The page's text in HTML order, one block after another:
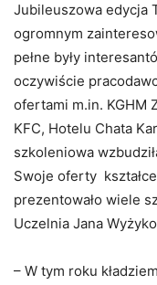
Jubileuszowa edycja
ogromnym
pełne były
oczywiście
ofertami m.in. KGHM
KFC, Hotelu Chata
szkoleniowa
Swoje oferty
prezentowało wiele
Uczelnia Jana
– W tym roku